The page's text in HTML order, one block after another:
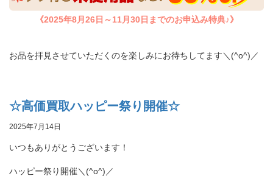
《2025年8月26日～11月30日までのお申込み特典♪》
お品を拝見させていただくのを楽しみにお待ちしてます＼(^o^)／
☆高価買取ハッピー祭り開催☆
2025年7月14日
いつもありがとうございます！
ハッピー祭り開催＼(^o^)／